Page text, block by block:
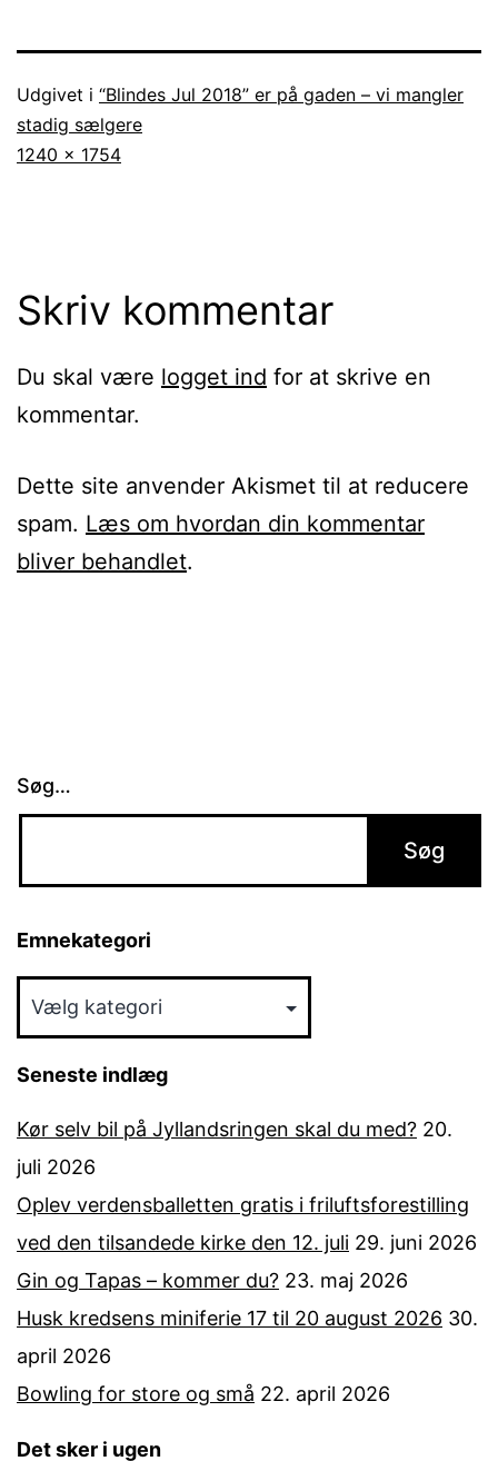
Udgivet i “Blindes Jul 2018” er på gaden – vi mangler
stadig sælgere
Fuld
1240 × 1754
Skriv kommentar
Du skal være logget ind for at skrive en
kommentar.
Dette site anvender Akismet til at reducere
spam. Læs om hvordan din kommentar
bliver behandlet.
Søg…
Emnekategori
Seneste indlæg
Kør selv bil på Jyllandsringen skal du med? 20.
juli 2026
Oplev verdensballetten gratis i friluftsforestilling
ved den tilsandede kirke den 12. juli 29. juni 2026
Gin og Tapas – kommer du? 23. maj 2026
Husk kredsens miniferie 17 til 20 august 2026 30.
april 2026
Bowling for store og små 22. april 2026
Det sker i ugen